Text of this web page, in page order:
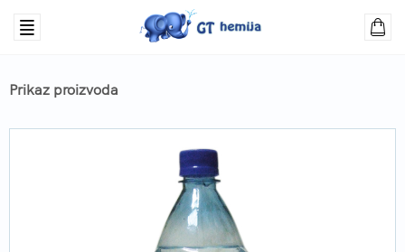
Prikaz proizvoda